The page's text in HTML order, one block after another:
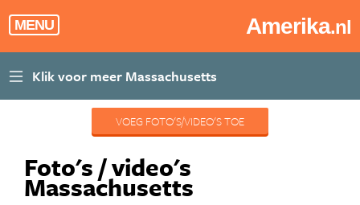
MENU Amerika.nl
VOEG FOTO'S/VIDEO'S TOE
Foto's / video's
Massachusetts